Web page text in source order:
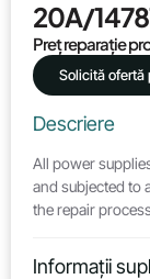
20A/
Preț reparație
Solicită ofertă
Descriere
All power
and subjected to
the repair
Informații